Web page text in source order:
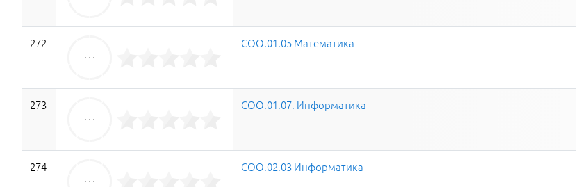
272 СОО.01.05 Математика
273 СОО.01.07. Информатика
274 СОО.02.03 Информатика